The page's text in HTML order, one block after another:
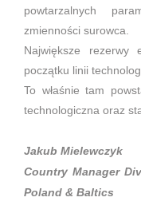
powtarzalnych
zmienności surowca.
Największe rezerwy
początku linii
To właśnie tam
technologiczna oraz
Jakub Mielewczyk
Country Manager
Poland & Baltics